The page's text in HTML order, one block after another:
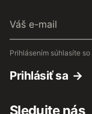
e-
mail
Prihlásením súhlasíte so
Prihlásiť sa
Sledujte nás